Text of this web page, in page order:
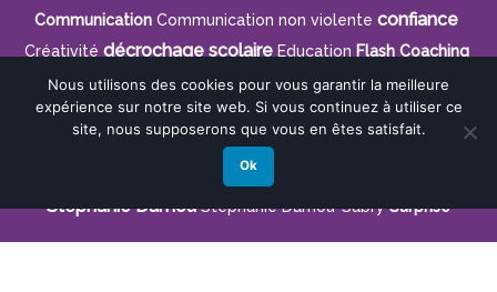
Communication Communication non violente confiance
Créativité décrochage scolaire Education Flash Coaching
formation gestion du stress Gestion Du Temps
Gestion Mentale ICF Motivation Médiation
médiation humaniste Natbé organisation
PNL
Stéphanie Damou Stéphanie Damou-Sabry Surprise
Nous utilisons des cookies pour vous garantir la meilleure
expérience sur notre site web. Si vous continuez à utiliser ce
site, nous supposerons que vous en êtes satisfait.
Ok